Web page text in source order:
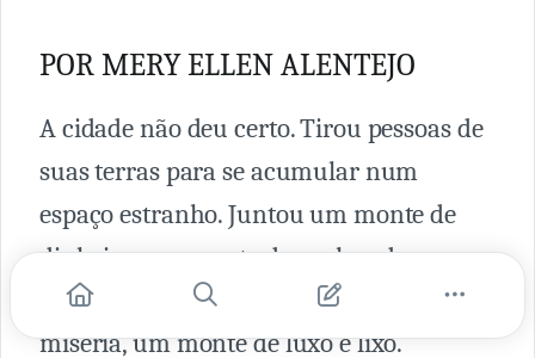
POR MERY ELLEN ALENTEJO
A cidade não deu certo. Tirou pessoas de
suas terras para se acumular num
espaço estranho. Juntou um monte de
dinheiro, um monte de sonhos de
fortuna, um monte de realidade cruel de
miséria, um monte de luxo e lixo.